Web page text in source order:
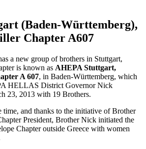
(Baden-Württemberg),
Chapter A607
a new group of brothers in Stuttgart,
is known as AHEPA Stuttgart,
A 607, in Baden-Württemberg, which
HELLAS District Governor Nick
23, 2013 with 19 Brothers.
time, and thanks to the initiative of Brother
President, Brother Nick initiated the
Chapter outside Greece with women